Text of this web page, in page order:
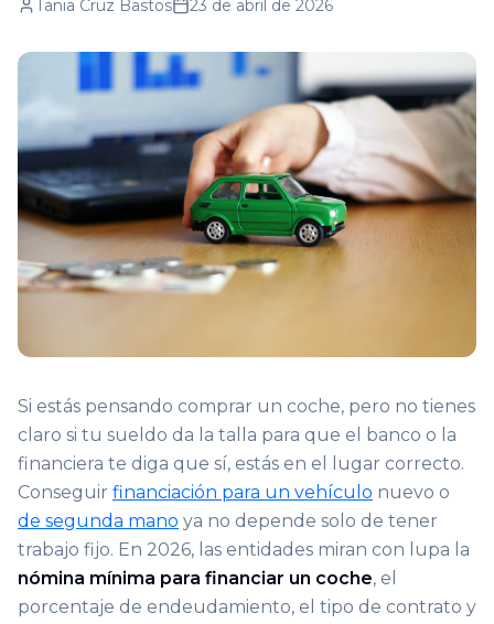
Tania Cruz Bastos 23 de abril de 2026
Si estás pensando comprar un coche, pero no tienes
claro si tu sueldo da la talla para que el banco o la
financiera te diga que sí, estás en el lugar correcto.
Conseguir financiación para un vehículo nuevo o
de segunda mano ya no depende solo de tener
trabajo fijo. En 2026, las entidades miran con lupa la
nómina mínima para financiar un coche, el
porcentaje de endeudamiento, el tipo de contrato y